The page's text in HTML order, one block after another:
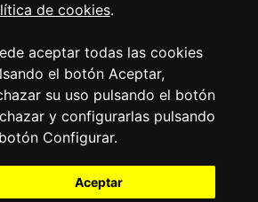
de cookies.
aceptar todas las cookies
el botón Aceptar,
su uso pulsando el botón
y configurarlas pulsando
Configurar.
Aceptar
| Atención al Cliente
web
Política de Calidad